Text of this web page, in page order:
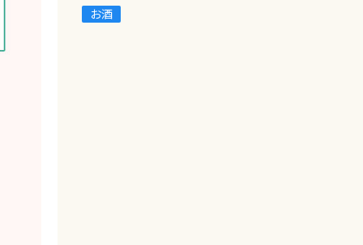
お酒